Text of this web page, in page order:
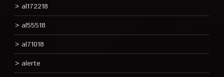
al172218
al55518
al71018
alerte